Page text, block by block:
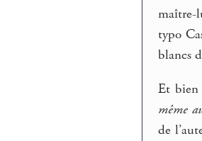
maître-
typo
blancs
Et bien
même
de